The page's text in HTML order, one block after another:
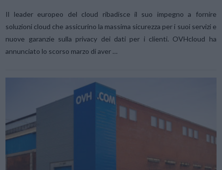
Il leader europeo del cloud ribadisce il suo impegno a fornire
soluzioni cloud che assicurino la massima sicurezza per i suoi servizi e
nuove garanzie sulla privacy dei dati per i clienti. OVHcloud ha
annunciato lo scorso marzo di aver …